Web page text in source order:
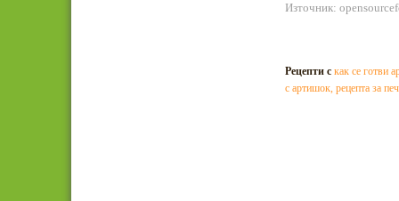
Източник:
Рецепти с как се готви
с артишок, рецепта за